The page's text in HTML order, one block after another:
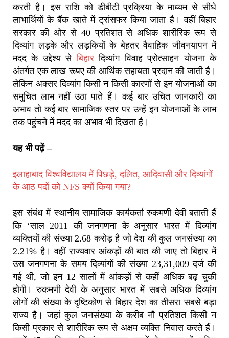
करती है। इस राशि को डीबीटी प्रक्रिया के माध्यम से सीधे
लाभार्थियों के बैंक खाते में ट्रांसफर किया जाता है। वहीं बिहार
सरकार की ओर से 40 प्रतिशत से अधिक शारीरिक रूप से
दिव्यांग लड़के और लड़कियों के बेहतर वैवाहिक जीवनयापन में
मदद के उद्देश्य सेबिहारदिव्यांग विवाह प्रोत्साहन योजना के
अंतर्गत एक लाख रूपए की आर्थिक सहायता प्रदान की जाती है।
लेकिन अक्सर दिव्यांग किसी न किसी कारणों से इन योजनाओं का
समुचित लाभ नहीं उठा पाते हैं। कई बार उचित जानकारी का
अभाव तो कई बार सामाजिक स्तर पर उन्हें इन योजनाओं के लाभ
तक पहुंचने में मदद का अभाव भी दिखता है।
यह भी पढ़ें –
इलाहाबाद विश्वविद्यालय में पिछड़े, दलित, आदिवासी और दिव्यांगों
के आठ पदों को NFS क्यों किया गया?
इस संबंध में स्थानीय सामाजिक कार्यकर्ता रुकमणी देवी बताती हैं
कि ‘साल 2011 की जनगणना के अनुसार भारत में दिव्यांग
व्यक्तियों की संख्या 2.68 करोड़ है जो देश की कुल जनसंख्या का
2.21% है। वहीं राज्यवार आंकड़ों की बात की जाए तो बिहार में
उस जनगणना के समय दिव्यांगों की संख्या 23,31,009 दर्ज की
गई थी, जो इन 12 सालों में आंकड़ों से कहीं अधिक बढ़ चुकी
होगी। रुकमणी देवी के अनुसार भारत में सबसे अधिक दिव्यांग
लोगों की संख्या के दृष्टिकोण से बिहार देश का तीसरा सबसे बड़ा
राज्य है। जहां कुल जनसंख्या के करीब नौ प्रतिशत किसी न
किसी प्रकार से शारीरिक रूप से अक्षम व्यक्ति निवास करते हैं।